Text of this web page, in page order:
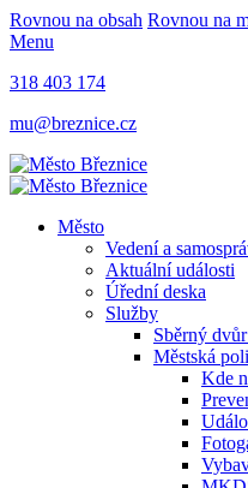
Rovnou na obsah Rovnou na
Menu
318 403 174
mu@breznice.cz
Město
Vedení a
Aktuální události
Úřední deska
Služby
Sběrný
Městská
Kde